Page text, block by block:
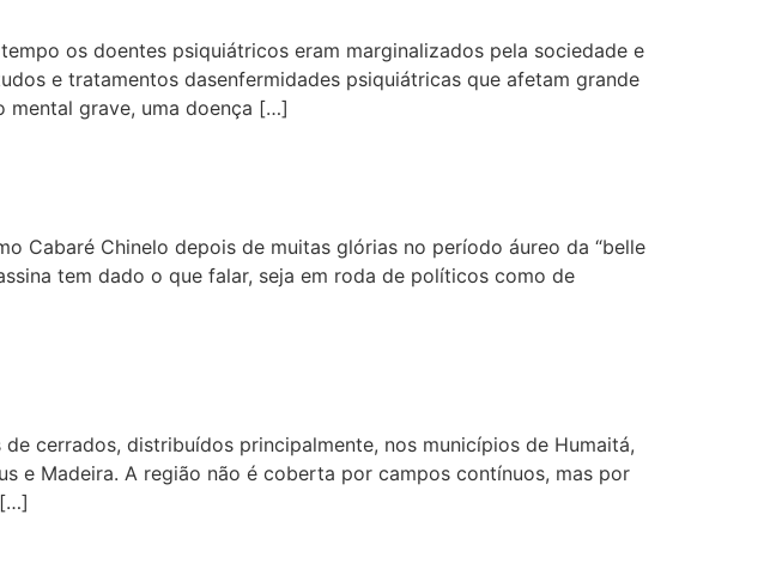
os doentes psiquiátricos eram marginalizados pela sociedade e
e tratamentos dasenfermidades psiquiátricas que afetam grande
mental grave, uma doença […]
Cabaré Chinelo depois de muitas glórias no período áureo da “belle
tem dado o que falar, seja em roda de políticos como de
cerrados, distribuídos principalmente, nos municípios de Humaitá,
e Madeira. A região não é coberta por campos contínuos, mas por